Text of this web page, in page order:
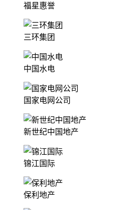
福星惠誉
三环集团
中国水电
国家电网公司
新世纪中国地产
锦江国际
保利地产